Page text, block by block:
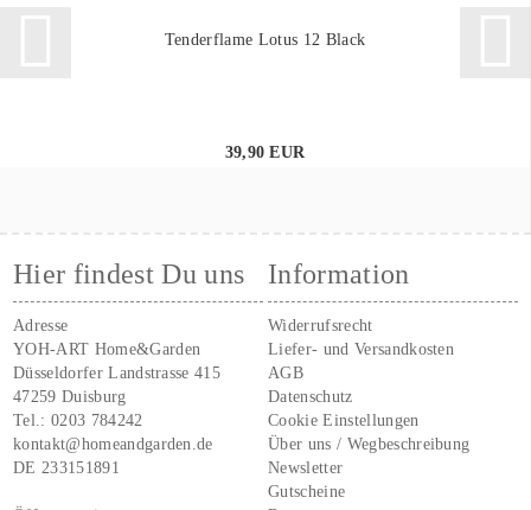
Tenderflame Lotus 12 Black
39,90 EUR
Hier findest Du uns
Adresse
YOH-ART Home&Garden
Düsseldorfer Landstrasse 415
47259 Duisburg
Tel.:0203 784242
kontakt@homeandgarden.de
DE 233151891
Information
Widerrufsrecht
Liefer- und Versandkosten
AGB
Datenschutz
Cookie Einstellungen
Über uns / Wegbeschreibung
Newsletter
Gutscheine